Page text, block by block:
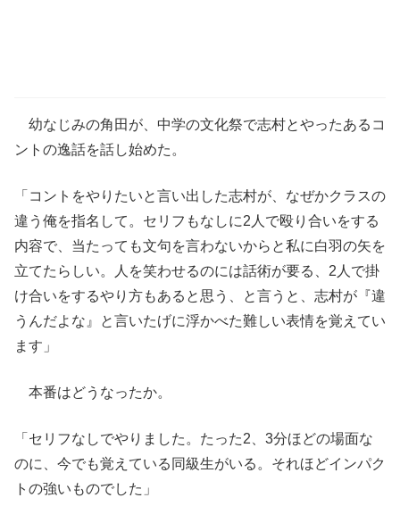
幼なじみの角田が、中学の文化祭で志村とやったあるコ
ントの逸話を話し始めた。
「コントをやりたいと言い出した志村が、なぜかクラスの
違う俺を指名して。セリフもなしに2人で殴り合いをする
内容で、当たっても文句を言わないからと私に白羽の矢を
立てたらしい。人を笑わせるのには話術が要る、2人で掛
け合いをするやり方もあると思う、と言うと、志村が『違
うんだよな』と言いたげに浮かべた難しい表情を覚えてい
ます」
本番はどうなったか。
「セリフなしでやりました。たった2、3分ほどの場面な
のに、今でも覚えている同級生がいる。それほどインパク
トの強いものでした」